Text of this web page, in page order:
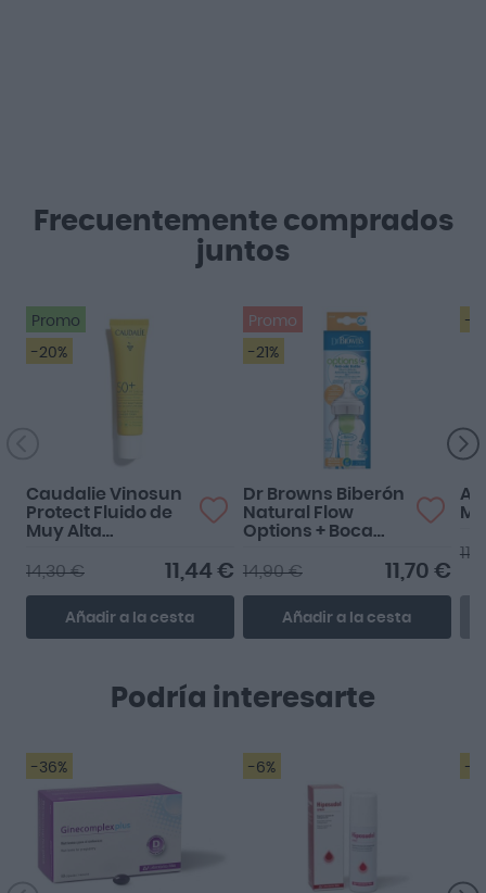
Frecuentemente comprados
juntos
Promo
-20%
Caudalie Vinosun
Protect Fluido de
Muy Alta
40ml
11,44 €
14,30 €
Añadir a la cesta
Promo
-21%
Dr Browns Biberón
Natural Flow
Options + Boca
2 270ml
11,70 €
14,90 €
Añadir a la cesta
-
Podría interesarte
-36% -6% -